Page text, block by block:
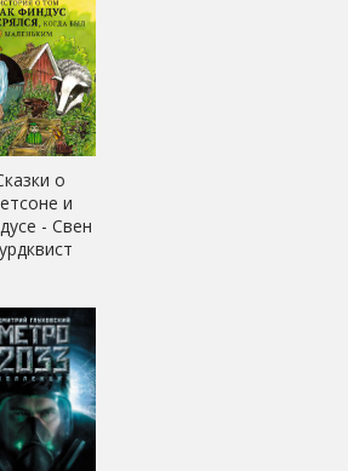
о
и
- Свен